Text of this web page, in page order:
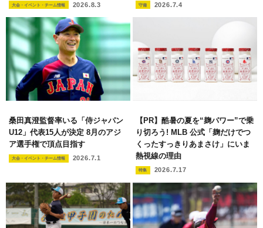
大会・イベント・チーム情報 2026.8.3 守備 2026.7.4
桑田真澄監督率いる「侍ジャパン
U12」代表15人が決定 8月のアジ
ア選手権で頂点目指す
大会・イベント・チーム情報 2026.7.1
【PR】酷暑の夏を“麹パワー”で乗
り切ろう! MLB 公式「麹だけでつ
くったすっきりあまさけ」にいま
熱視線の理由
特集 2026.7.17